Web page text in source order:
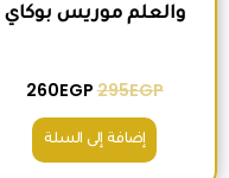
والعلم موريس بوكاي
295EGP
260EGP
إضافة إلى السلة